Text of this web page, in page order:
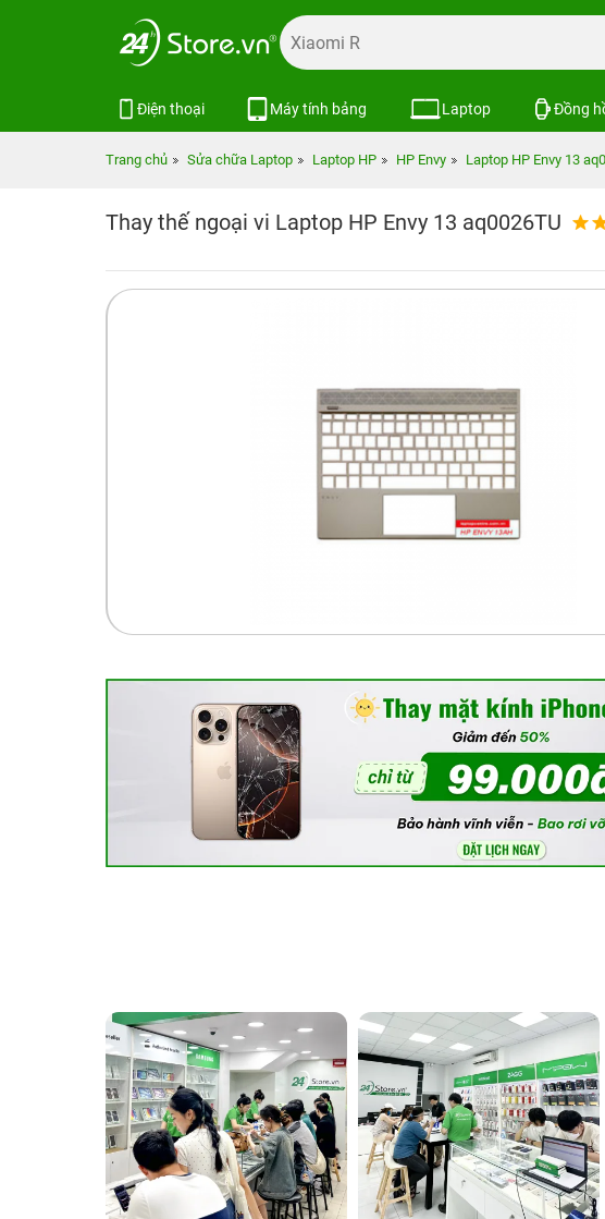
Điện thoại Máy tính bảng Laptop Đồng
Trang chủ Sửa chữa Laptop Laptop HP HP Envy Laptop HP Envy 13
Thay thế ngoại vi Laptop HP Envy 13 aq0026TU